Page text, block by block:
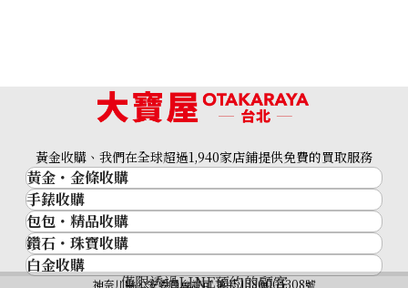
僅限透過LINE預約的顧客
黃金收購、我們在全球超過1,940家店鋪提供免費的買取服務
黃金・金條收購
黃金與貴金屬
金的錠
金幣
黃金過去10年
手錶收購
名牌手錶
Rolex
Patek Philippe
包包・精品收購
品牌精品
Cartier
鑽石・珠寶收購
鑽石･珠寶
白金收購
神奈川縣公安委員會許可 第451380001308號